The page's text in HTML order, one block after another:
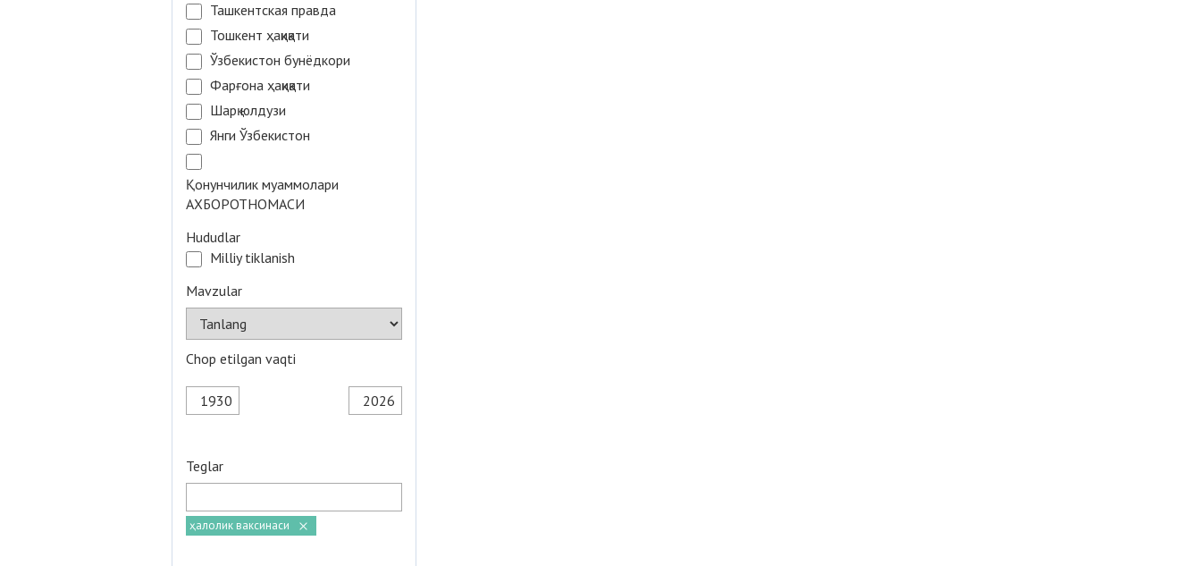
Ташкентская правда
Тошкент ҳақиқати
Ўзбекистон бунёдкори
Фарғона ҳақиқати
Шарқ юлдузи
Янги Ўзбекистон
Қонунчилик муаммолари
АХБОРОТНОМАСИ
Hududlar
Milliy tiklanish
Mavzular
Chop etilgan vaqti
Teglar
ҳалолик ваксинаси